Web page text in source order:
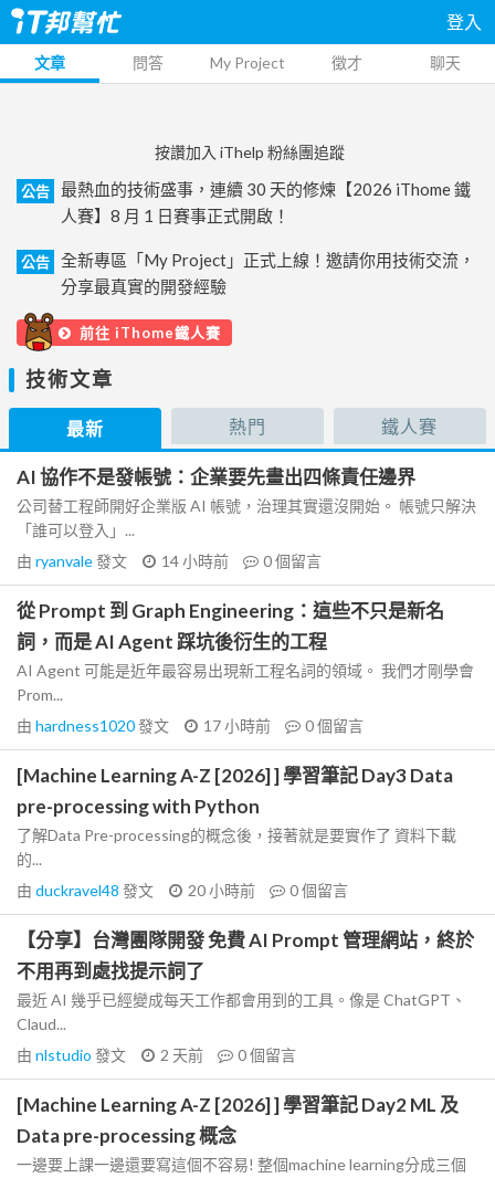
登入
文章 問答 My Project 徵才 聊天
按讚加入 iThelp 粉絲團追蹤
公告
最熱血的技術盛事，連續 30 天的修煉【2026 iThome 鐵
人賽】8 月 1 日賽事正式開啟！
公告
全新專區「My Project」正式上線！邀請你用技術交流，
分享最真實的開發經驗
前往 iThome鐵人賽
技術文章
最新 熱門 鐵人賽
AI 協作不是發帳號：企業要先畫出四條責任邊界
公司替工程師開好企業版 AI 帳號，治理其實還沒開始。 帳號只解決
「誰可以登入」...
由 ryanvale發文 14 小時前 0個留言
從 Prompt 到 Graph Engineering：這些不只是新名
詞，而是 AI Agent 踩坑後衍生的工程
AI Agent 可能是近年最容易出現新工程名詞的領域。 我們才剛學會
Prom...
由 hardness1020發文 17 小時前 0個留言
[Machine Learning A-Z [2026] ] 學習筆記 Day3 Data
pre-processing with Python
了解Data Pre-processing的概念後，接著就是要實作了 資料下載
的...
由 duckravel48 發文 20 小時前 0個留言
【分享】台灣團隊開發 免費 AI Prompt 管理網站，終於
不用再到處找提示詞了
最近 AI 幾乎已經變成每天工作都會用到的工具。像是 ChatGPT、
Claud...
由 nlstudio 發文 2 天前 0個留言
[Machine Learning A-Z [2026] ] 學習筆記 Day2 ML 及
Data pre-processing 概念
一邊要上課一邊還要寫這個不容易! 整個machine learning分成三個